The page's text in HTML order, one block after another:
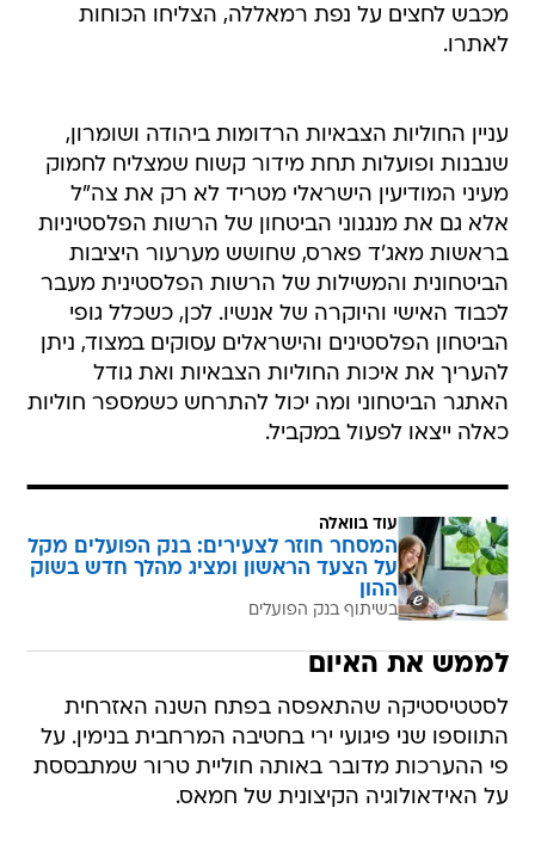
מכבש לחצים על נפת רמאללה, הצליחו הכוחות
לאתרו.
עניין החוליות הצבאיות הרדומות ביהודה ושומרון,
שנבנות ופועלות תחת מידור קשוח שמצליח לחמוק
מעיני המודיעין הישראלי מטריד לא רק את צה"ל
אלא גם את מנגנוני הביטחון של הרשות הפלסטיניות
בראשות מאג'ד פארס, שחושש מערעור היציבות
הביטחונית והמשילות של הרשות הפלסטינית מעבר
לכבוד האישי והיוקרה של אנשיו. לכן, כשכלל גופי
הביטחון הפלסטינים והישראלים עסוקים במצוד, ניתן
להעריך את איכות החוליות הצבאיות ואת גודל
האתגר הביטחוני ומה יכול להתרחש כשמספר חוליות
כאלה ייצאו לפעול במקביל.
עוד בוואלה
המסחר חוזר לצעירים: בנק הפועלים מקל
על הצעד הראשון ומציג מהלך חדש בשוק
ההון
בשיתוף בנק הפועלים
לממש את האיום
לסטטיסטיקה שהתאפסה בפתח השנה האזרחית
התווספו שני פיגועי ירי בחטיבה המרחבית בנימין. על
פי ההערכות מדובר באותה חוליית טרור שמתבססת
על האידאולוגיה הקיצונית של חמאס.